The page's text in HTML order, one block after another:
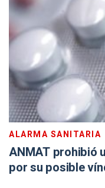
ALARMA SANITARIA
ANMAT prohibió
por su posible